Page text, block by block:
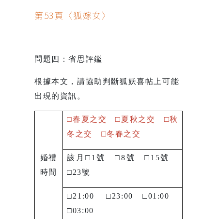
第53頁〈狐嫁女〉
問題四：省思評鑑
根據本文，請協助判斷狐妖喜帖上可能
出現的資訊。
婚禮
時間
□春夏之交□夏秋之交 □秋
冬之交 □冬春之交
該月 □ 1 號□8號□ 15號
□23號
□21:00 □23:00 □01:00
□03:00